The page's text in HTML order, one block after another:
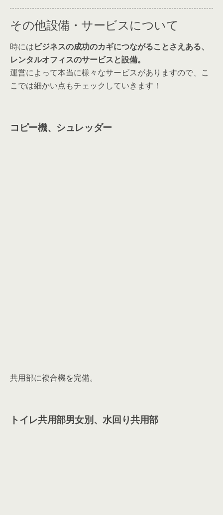
その他設備・サービスについて
時にはビジネスの成功のカギにつながることさえある、
レンタルオフィスのサービスと設備。
運営によって本当に様々なサービスがありますので、こ
こでは細かい点もチェックしていきます！
コピー機、シュレッダー